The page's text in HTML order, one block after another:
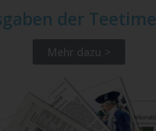
der Teetime
Mehr dazu >